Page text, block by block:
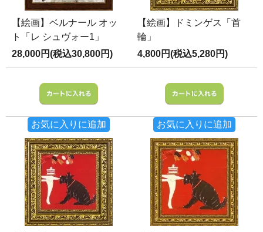
【絵画】ベルナール オッ
ト「レ シュヴォー1」
28,000円(税込30,800円)
お気に入りに追加
【絵画】ドミンゲス「首
輪」
4,800円(税込5,280円)
お気に入りに追加